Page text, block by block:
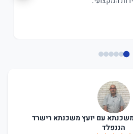
משכנתא עם יועץ משכנתא רישרד
הננפלד